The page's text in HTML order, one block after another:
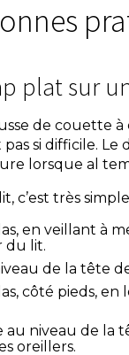
plat sur
de couette
si difficile. Le
lorsque al
c’est très
en veillant à
du lit.
de la tête
côté pieds,
niveau de la
oreillers.